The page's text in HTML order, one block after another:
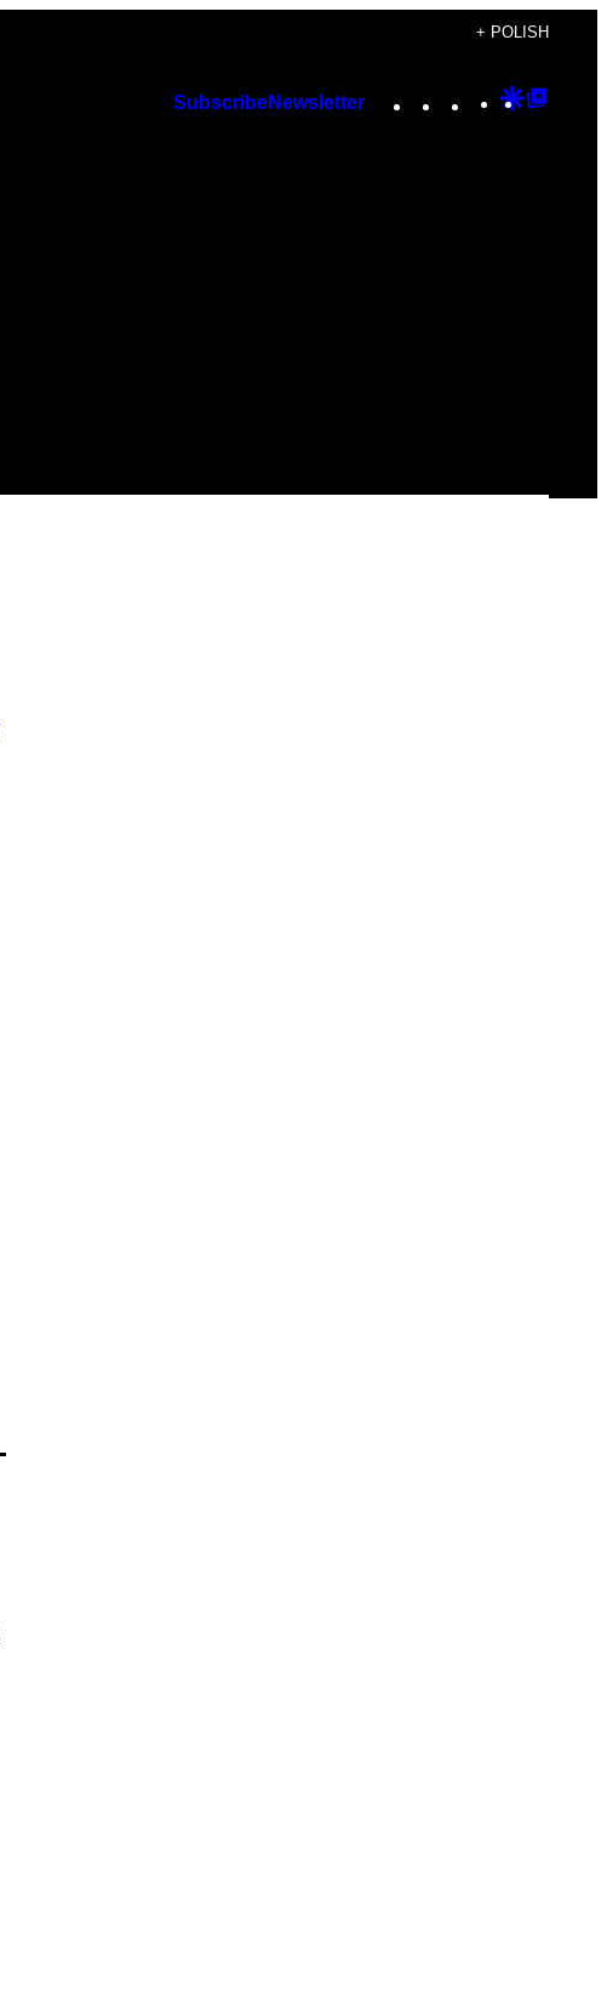
+ POLISH
SubscribeNewsletter Instagram
TikTok
YouTube
Google